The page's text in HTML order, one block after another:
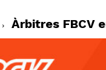
Àrbitres FBCV